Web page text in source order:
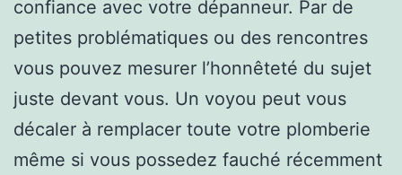
confiance avec votre dépanneur. Par de
petites problématiques ou des rencontres
vous pouvez mesurer l’honnêteté du sujet
juste devant vous. Un voyou peut vous
décaler à remplacer toute votre plomberie
même si vous possedez fauché récemment